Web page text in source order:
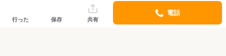
行った 保存 共有
電話